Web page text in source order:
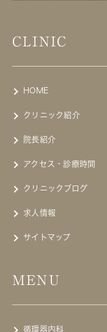
CLINIC
HOME
クリニック紹介
院長紹介
アクセス・診療時間
クリニックブログ
求人情報
サイトマップ
MENU
循環器内科